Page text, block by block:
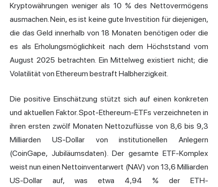
Kryptowährungen weniger als 10 % des Nettovermögens
ausmachen. Nein, es ist keine gute Investition für diejenigen,
die das Geld innerhalb von 18 Monaten benötigen oder die
es als Erholungsmöglichkeit nach dem Höchststand vom
August 2025 betrachten. Ein Mittelweg existiert nicht; die
Volatilität von Ethereum bestraft Halbherzigkeit.
Die positive Einschätzung stützt sich auf einen konkreten
und aktuellen Faktor. Spot-Ethereum-ETFs verzeichneten in
ihren ersten zwölf Monaten Nettozuflüsse von 8,6 bis 9,3
Milliarden US-Dollar von institutionellen Anlegern
(CoinGape, Jubiläumsdaten). Der gesamte ETF-Komplex
weist nun einen Nettoinventarwert (NAV) von 13,6 Milliarden
US-Dollar auf, was etwa 4,94 % der ETH-